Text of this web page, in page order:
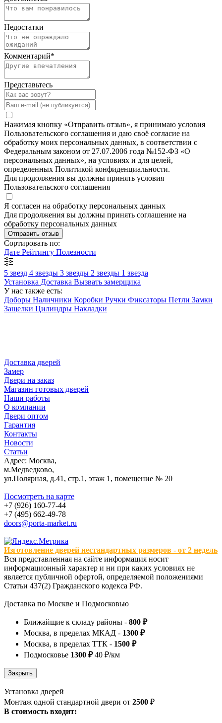
Недостатки
Комментарий*
Представьтесь
Нажимая кнопку «Отправить отзыв», я принимаю условия
Пользовательского соглашения и даю своё согласие на
обработку моих персональных данных, в соответствии с
Федеральным законом от 27.07.2006 года №152-ФЗ «О
персональных данных», на условиях и для целей,
определенных Политикой конфиденциальности.
Для продолжения вы должны принять условия
Пользовательского соглашения
Я согласен на обработку персональных данных
Для продолжения вы должны принять соглашение на
обработку персональных данных
Отправить отзыв
Сортировать по:
Дате Рейтингу Полезности
5 звезд 4 звезды 3 звезды 2 звезды 1 звезда
Установка Доставка Вызвать замерщика
У нас также есть:
Доборы Наличники Коробки Ручки Фиксаторы Петли Замки
Защелки Цилиндры Накладки
Доставка дверей
Замер
Двери на заказ
Магазин готовых дверей
Наши работы
О компании
Двери оптом
Гарантия
Контакты
Новости
Статьи
Адрес: Москва,
м.Медведково,
ул.Полярная, д.41, стр.1, этаж 1, помещение № 20
Посмотреть на карте
+7 (926) 160-77-44
+7 (495) 662-49-78
doors@porta-market.ru
Изготовление дверей нестандартных размеров - от 2 недель
Вся представленная на сайте информация носит
информационный характер и ни при каких условиях не
является публичной офертой, определяемой положениями
Статьи 437(2) Гражданского кодекса РФ.
Доставка по Москве и Подмосковью
Ближайщие к складу районы - 800 ₽
Москва, в пределах МКАД - 1300 ₽
Москва, в пределах ТТК - 1500 ₽
Подмосковье 1300 ₽40 ₽/км
Установка дверей
Монтаж одной стандартной двери от 2500 ₽
В стоимость входит: